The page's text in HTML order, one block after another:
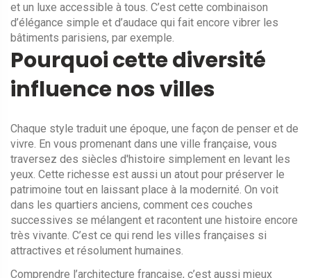
et un luxe accessible à tous. C’est cette combinaison
d’élégance simple et d’audace qui fait encore vibrer les
bâtiments parisiens, par exemple.
Pourquoi cette diversité
influence nos villes
Chaque style traduit une époque, une façon de penser et de
vivre. En vous promenant dans une ville française, vous
traversez des siècles d'histoire simplement en levant les
yeux. Cette richesse est aussi un atout pour préserver le
patrimoine tout en laissant place à la modernité. On voit
dans les quartiers anciens, comment ces couches
successives se mélangent et racontent une histoire encore
très vivante. C’est ce qui rend les villes françaises si
attractives et résolument humaines.
Comprendre l’architecture française, c’est aussi mieux